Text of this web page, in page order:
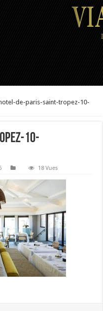
hotel-de-paris-saint-tropez-10-
10-
18 Vues